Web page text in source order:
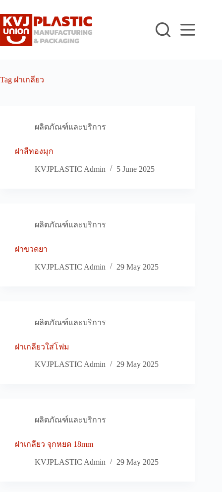
to
content
Tag ฝาเกลียว
ผลิตภัณฑ์และบริการ
ฝาสีทองมุก
KVJPLASTIC Admin 5 June 2025
ผลิตภัณฑ์และบริการ
ฝาขวดยา
KVJPLASTIC Admin 29 May 2025
ผลิตภัณฑ์และบริการ
ฝาเกลียวใส่โฟม
KVJPLASTIC Admin 29 May 2025
ผลิตภัณฑ์และบริการ
ฝาเกลียว จุกหยด 18mm
KVJPLASTIC Admin 29 May 2025